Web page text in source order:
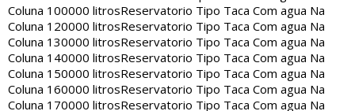
Coluna 100000 litrosReservatorio Tipo Taca Com agua Na
Coluna 120000 litrosReservatorio Tipo Taca Com agua Na
Coluna 130000 litrosReservatorio Tipo Taca Com agua Na
Coluna 140000 litrosReservatorio Tipo Taca Com agua Na
Coluna 150000 litrosReservatorio Tipo Taca Com agua Na
Coluna 160000 litrosReservatorio Tipo Taca Com agua Na
Coluna 170000 litrosReservatorio Tipo Taca Com agua Na